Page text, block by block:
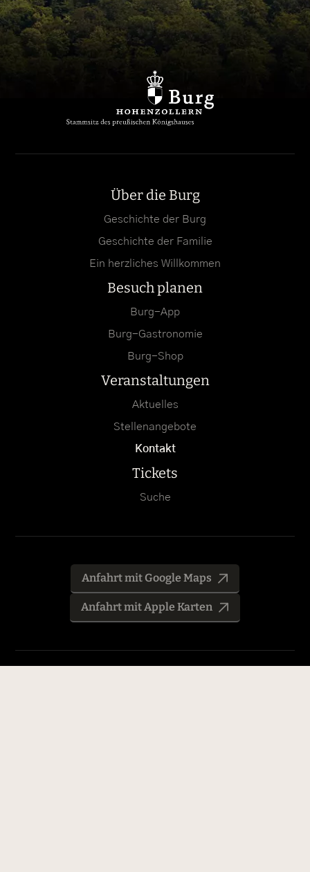
Über die Burg
Geschichte der Burg
Geschichte der Familie
Ein herzliches Willkommen
Besuch planen
Burg-App
Burg-Gastronomie
Burg-Shop
Veranstaltungen
Aktuelles
Stellenangebote
Kontakt
Tickets
Suche
Anfahrt mit Google Maps
Anfahrt mit Apple Karten